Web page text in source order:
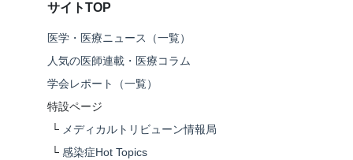
サイトTOP
医学・医療ニュース（一覧）
人気の医師連載・医療コラム
学会レポート（一覧）
特設ページ
└ メディカルトリビューン情報局
└ 感染症Hot Topics